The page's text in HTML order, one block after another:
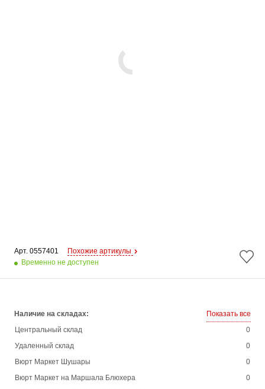
Арт. 0557401
Похожие артикулы
Временно не доступен
Наличие на складах:
Показать все
Центральный склад
0
Удаленный склад
0
Вюрт Маркет Шушары
0
Вюрт Маркет на Маршала Блюхера
0